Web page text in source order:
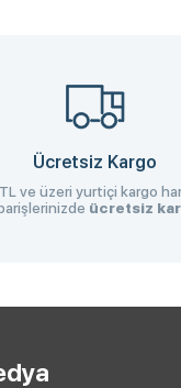
Ücretsiz Kargo
ve üzeri yurtiçi kargo
ücretsiz